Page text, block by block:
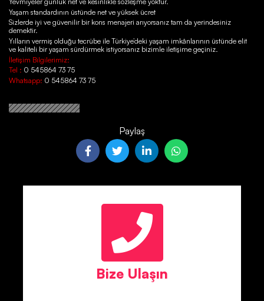
Yaşam standardının üstünde net ve yüksek ücret
Sizlerde iyi ve güvenilir bir kons menajeri arıyorsanız tam da yerindesiniz
demektir.
Yılların vermiş olduğu tecrübe ile Türkiye’deki yaşam imkânlarının üstünde elit
ve kaliteli bir yaşam sürdürmek istiyorsanız bizimle iletişime geçiniz.
İletişim Bilgilerimiz:
Tel : 0 545864 73 75
Whatsapp: 0 545864 73 75
Paylaş
Bize Ulaşın